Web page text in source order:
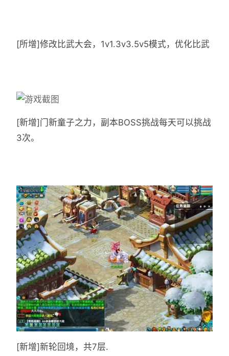
[所增]修改比武大会，1v1.3v3.5v5模式，优化比武
[新增]门新童子之力，副本BOSS挑战每天可以挑战
3次。
[新增]新轮回境，共7层.